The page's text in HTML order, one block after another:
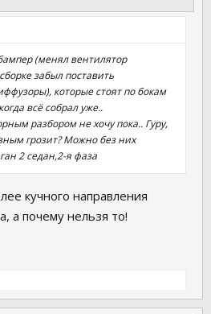
(менял вентилятор
забыл поставить
которые стоят по бокам
всё собрал уже..
разбором не хочу пока.. Гуру,
грозит? Можно без них
2 седан,2-я фаза
кучного направления
а почему нельзя то!